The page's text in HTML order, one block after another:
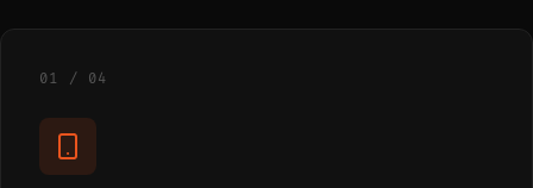
01 / 04